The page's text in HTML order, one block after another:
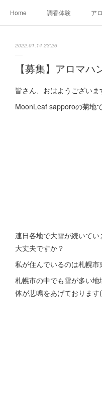
Home 調香体験 ア
Ameblo
2022.01.14 23:26
【募集】アロマハ
皆さん、おはようござい
MoonLeaf sapporoの菊地
連日各地で大雪が続いて
大丈夫ですか？
私が住んでいるのは札幌市
札幌市の中でも雪が多い
体が悲鳴をあげております